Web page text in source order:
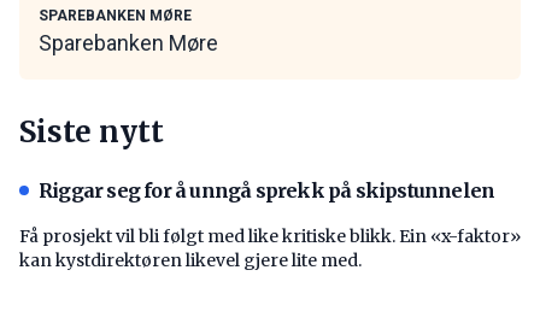
SPAREBANKEN MØRE
Sparebanken Møre
Siste nytt
Riggar seg for å unngå sprekk på skipstunnelen
Få prosjekt vil bli følgt med like kritiske blikk. Ein «x-faktor»
kan kystdirektøren likevel gjere lite med.